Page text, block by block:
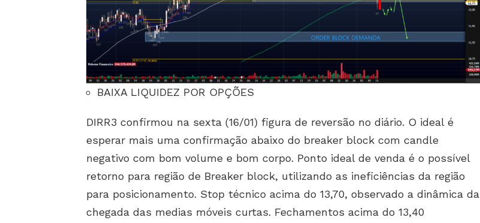
BAIXA LIQUIDEZ POR OPÇÕES
DIRR3 confirmou na sexta (16/01) figura de reversão no diário. O ideal é
esperar mais uma confirmação abaixo do breaker block com candle
negativo com bom volume e bom corpo. Ponto ideal de venda é o possível
retorno para região de Breaker block, utilizando as ineficiências da região
para posicionamento. Stop técnico acima do 13,70, observado a dinâmica da
chegada das medias móveis curtas. Fechamentos acima do 13,40